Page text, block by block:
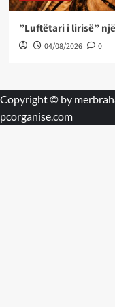
”Luftëtari i lirisë”
04/08/2026 0
Copyright © by
pcorganise.com